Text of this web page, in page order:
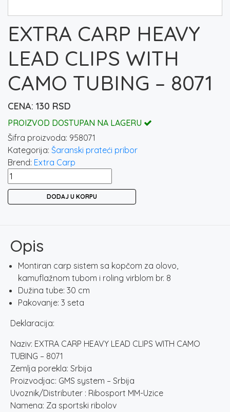
EXTRA CARP HEAVY
LEAD CLIPS WITH
CAMO TUBING – 8071
130 RSD
PROIZVOD DOSTUPAN NA LAGERU
Šifra proizvoda: 958071
Kategorija: Šaranski prateći pribor
Brend: Extra Carp
EXTRA
CARP
CAMO
TUBING
8071
količina
DODAJ U KORPU
Opis
Montiran carp sistem sa kopčom za olovo,
kamuflažnom tubom i roling virblom br. 8
Dužina tube: 30 cm
Pakovanje: 3 seta
Deklaracija:
Naziv: EXTRA CARP HEAVY LEAD CLIPS WITH CAMO
TUBING – 8071
Zemlja porekla: Srbija
Proizvodjac: GMS system – Srbija
Uvoznik/Distributer : Ribosport MM-Uzice
Namena: Za sportski ribolov